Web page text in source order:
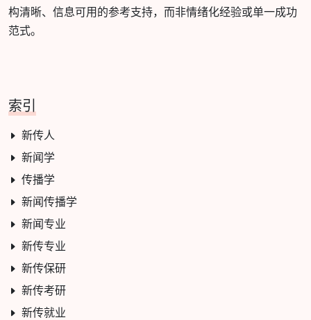
构清晰、信息可用的参考支持，而非情绪化经验或单一成功
范式。
索引
新传人
新闻学
传播学
新闻传播学
新闻专业
新传专业
新传保研
新传考研
新传就业